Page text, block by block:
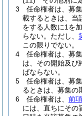
3
任命権者は、募
載するときは、当
をする人数に1を
らない。 ただし、
この限りでない。
4
任命権者は、募
は、その開始及び
ばならない。
5
任命権者は、募
るときは、募集の
6
任命権者は、 前項
には、直ちにその